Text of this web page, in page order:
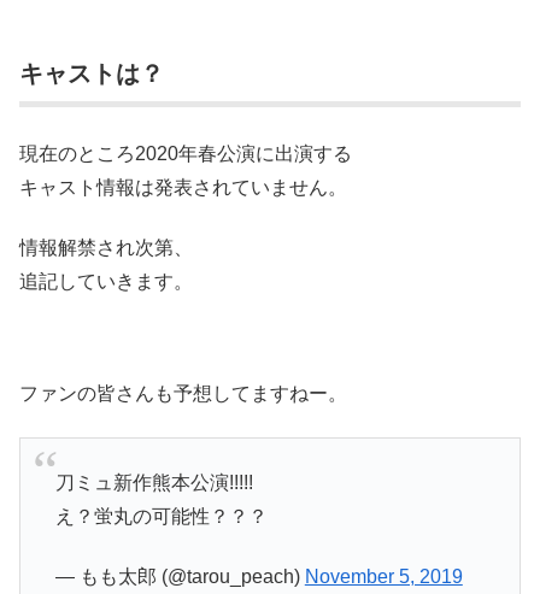
キャストは？
現在のところ2020年春公演に出演する
キャスト情報は発表されていません。
情報解禁され次第、
追記していきます。
ファンの皆さんも予想してますねー。
刀ミュ新作熊本公演!!!!!
え？蛍丸の可能性？？？
— もも太郎 (@tarou_peach) November 5, 2019